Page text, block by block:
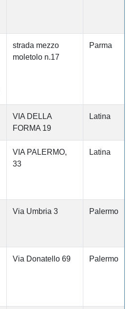
strada mezzo
moletolo n.17
Parma
VIA DELLA
FORMA 19
Latina
VIA PALERMO,
33
Latina
Via Umbria 3 Palermo
Via Donatello 69 Palermo